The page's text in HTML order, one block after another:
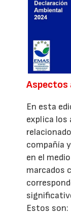
Aspectos
En esta
explica los
compañía
en el
marcados
Estos son: